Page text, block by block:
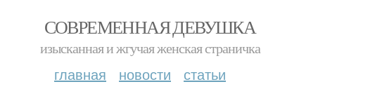
СОВРЕМЕННАЯ ДЕВУШКА
изысканная и жгучая женская страничка
главная новости статьи